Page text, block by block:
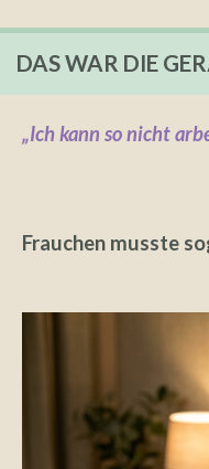
DAS WAR DIE
„Ich kann so nicht
Frauchen musste